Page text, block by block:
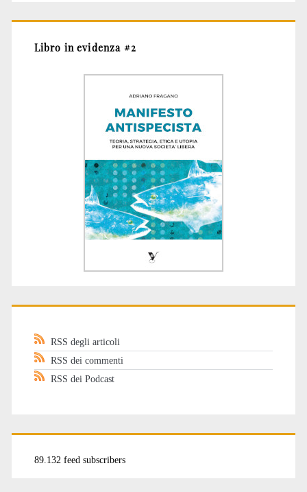
Libro in evidenza #2
RSS degli articoli
RSS dei commenti
RSS dei Podcast
89.132 feed subscribers